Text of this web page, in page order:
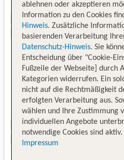
ablehnen oder akzeptieren
Information zu den Cookies
Hinweis. Zusätzliche
basierenden Verarbeitung
Datenschutz-Hinweis. Sie
Entscheidung über "Cookie-
Fußzeile der Webseite] durch
Kategorien widerrufen. Ein
nicht auf die Rechtmäßigkeit
erfolgten Verarbeitung aus.
wählen und Ihre Zustimmung
individuellen Angebote
notwendige Cookies sind aktiv.
Impressum